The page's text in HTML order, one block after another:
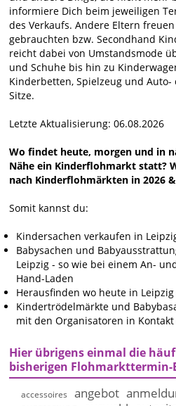
informiere Dich beim jeweiligen
des Verkaufs. Andere Eltern
gebrauchten bzw. Secondhand
reicht dabei von Umstandsmode
und Schuhe bis hin zu
Kinderbetten, Spielzeug und
Sitze.
Letzte Aktualisierung: 06.08.2026
Wo findet heute, morgen und in
Nähe ein Kinderflohmarkt statt?
nach Kinderflohmärkten in 2026
Somit kannst du:
Kindersachen verkaufen in
Babysachen und
Leipzig - so wie bei einem An-
Hand-Laden
Herausfinden wo heute in
Kindertrödelmärkte und
mit den Organisatoren in
Hier übrigens einmal die
bisherigen Flohmarkttermin-
accessoires angebot